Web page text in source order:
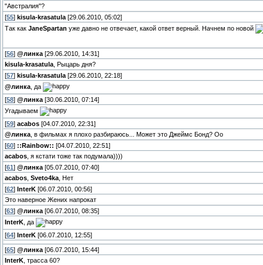
"Австралия"?
[55] kisula-krasatula [29.06.2010, 05:02]
Так как JaneSpartan уже давно не отвечает, какой ответ верный. Начнем по новой
[56] @линка [29.06.2010, 14:31]
kisula-krasatula , Рыцарь дня?
[57] kisula-krasatula [29.06.2010, 22:18]
@линка , да
[58] @линка [30.06.2010, 07:14]
Угадываем
[59] acabos [04.07.2010, 22:31]
@линка , в фильмах я плохо разбираюсь... Может это Джеймс Бонд? Оо
[60] ::Rainbow:: [04.07.2010, 22:51]
acabos , я кстати тоже так подумала))))
[61 ] @линка [05.07.2010, 07:40]
acabos Sveto4ka , Нет
[62] InterK [06.07.2010, 00:56]
Это наверное Жених напрокат
[63] @линка [06.07.2010, 08:35]
InterK , да
[64] InterK [06.07.2010, 12:55]
[65] @линка [06.07.2010, 15:44]
InterK , трасса 60?